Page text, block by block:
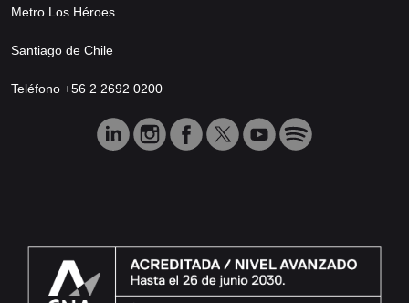
Metro Los Héroes
Santiago de Chile
Teléfono +56 2 2692 0200